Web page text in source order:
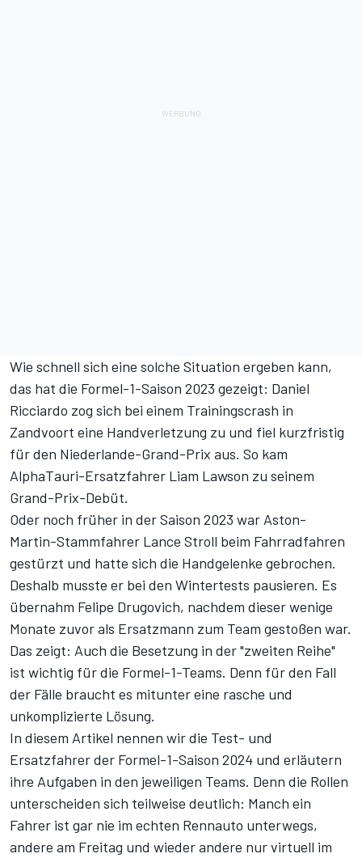
Wie schnell sich eine solche Situation ergeben kann,
das hat die Formel-1-Saison 2023 gezeigt: Daniel
Ricciardo zog sich bei einem Trainingscrash in
Zandvoort eine Handverletzung zu und fiel kurzfristig
für den Niederlande-Grand-Prix aus. So kam
AlphaTauri-Ersatzfahrer Liam Lawson zu seinem
Grand-Prix-Debüt.
Oder noch früher in der Saison 2023 war Aston-
Martin-Stammfahrer Lance Stroll beim Fahrradfahren
gestürzt und hatte sich die Handgelenke gebrochen.
Deshalb musste er bei den Wintertests pausieren. Es
übernahm Felipe Drugovich, nachdem dieser wenige
Monate zuvor als Ersatzmann zum Team gestoßen war.
Das zeigt: Auch die Besetzung in der "zweiten Reihe"
ist wichtig für die Formel-1-Teams. Denn für den Fall
der Fälle braucht es mitunter eine rasche und
unkomplizierte Lösung.
In diesem Artikel nennen wir die Test- und
Ersatzfahrer der Formel-1-Saison 2024 und erläutern
ihre Aufgaben in den jeweiligen Teams. Denn die Rollen
unterscheiden sich teilweise deutlich: Manch ein
Fahrer ist gar nie im echten Rennauto unterwegs,
andere am Freitag und wieder andere nur virtuell im